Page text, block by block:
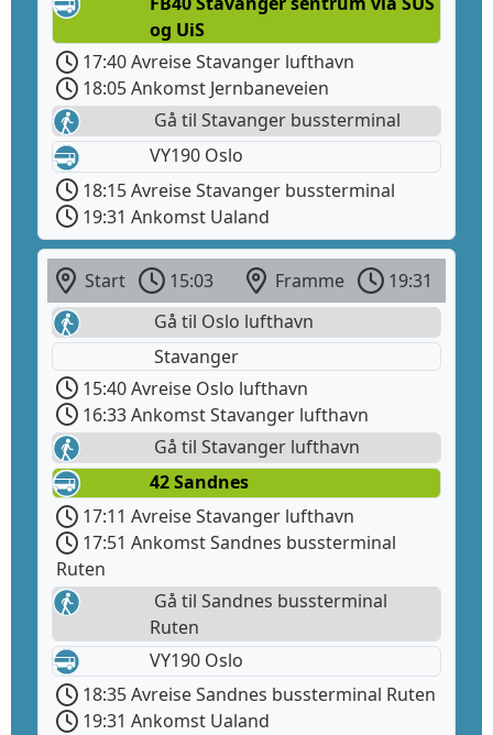
og UiS
17:40 Avreise Stavanger lufthavn
18:05 Ankomst Jernbaneveien
Gå til Stavanger bussterminal
VY190 Oslo
18:15 Avreise Stavanger bussterminal
19:31 Ankomst Ualand
Start 15:03 Framme
19:31
Gå til Oslo lufthavn
Stavanger
15:40 Avreise Oslo lufthavn
16:33 Ankomst Stavanger lufthavn
Gå til Stavanger lufthavn
42 Sandnes
17:11 Avreise Stavanger lufthavn
17:51 Ankomst Sandnes bussterminal
Ruten
Gå til Sandnes bussterminal
Ruten
VY190 Oslo
18:35 Avreise Sandnes bussterminal Ruten
19:31 Ankomst Ualand